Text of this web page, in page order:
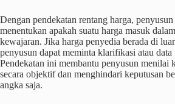
Dengan pendekatan rentang harga, penyusun
menentukan apakah suatu harga masuk
kewajaran. Jika harga penyedia berada di
penyusun dapat meminta klarifikasi atau data
Pendekatan ini membantu penyusun menilai
secara objektif dan menghindari keputusan
angka saja.